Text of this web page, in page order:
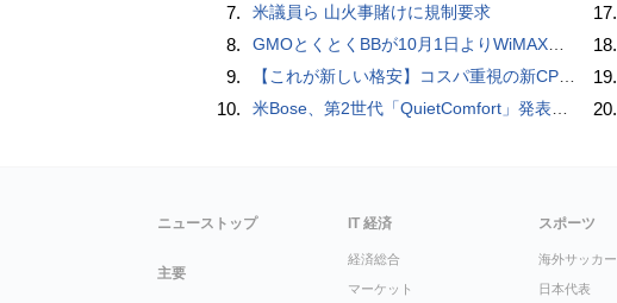
7. 米議員ら 山火事賭けに規制要求
8. GMOとくとくBBが10月1日よりWiMAXなど月額605円値上げ！全6種の重要変更を徹底解説
9. 【これが新しい格安】コスパ重視の新CPUを搭載した「 Beelink EQi Wildcat Lake Core 3 304」をレビューします。なんと10G LANも搭載していますよ
10. 米Bose、第2世代「QuietComfort」発表 ノイキャン強化、メガネ着用時の低下を抑制
17.
18.
19.
20.
ニューストップ
主要
IT 経済
経済総合
マーケット
スポーツ
海外サッカー
日本代表